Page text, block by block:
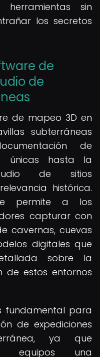
herramientas sin
los secretos
de
de
de mapeo 3D en
subterráneas
de
únicas hasta la
de sitios
histórica.
permite a los
capturar con
cavernas, cuevas
digitales que
sobre la
de estos entornos
fundamental para
de expediciones
ya que
equipos una